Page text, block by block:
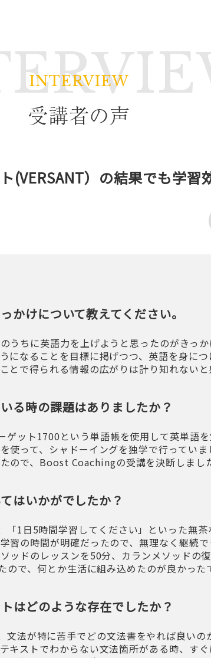
受講者の声
(VERSANT）の結果でも学習
かけについて教えてください。
うちに英語力を上げようと思ったのがきっ
になることを目標に掲げつつ、英語を身に
とで得られる情報の広がりは計り知れないと
る時の課題はありましたか？
ット1700という単語帳を使用して英単語
使って、シャドーイングを独学で行ってい
ので、Boost Coachingの受講を決断しまし
はいかがでしたか？
1日5時間学習してください」といった無茶
習の時間が明確だったので、無理なく継続
ッドのレッスンを50分、カランメソッドの
で、何とか生活に組み込めたのが良かった
はどのような存在でしたか？
法が特に苦手でどの文法書をやれば良いの
キストでわからない文法箇所がある時、す